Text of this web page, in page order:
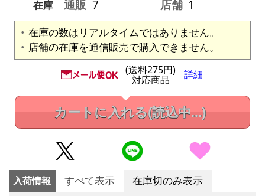
在庫
通販 7 店舗 1
在庫の数はリアルタイムではありません。
店舗の在庫を通信販売で購入できません。
(送料275円)
対応商品 詳細
カートに入れる(読込中...)
入荷情報 すべて表示 在庫切のみ表示